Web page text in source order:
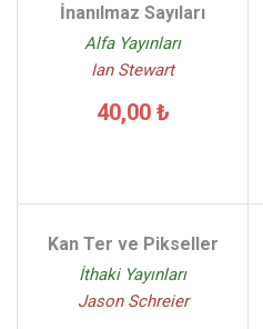
İnanılmaz Sayıları
Alfa Yayınları
Ian Stewart
40,00 ₺
Kan Ter ve Pikseller
İthaki Yayınları
Jason Schreier